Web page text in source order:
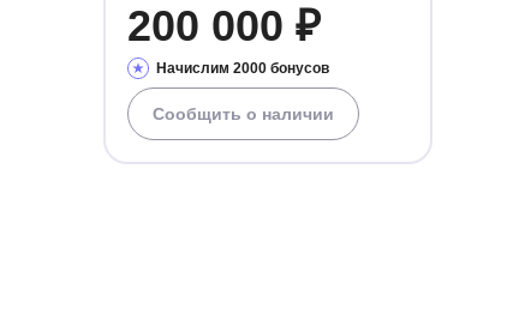
200 000 ₽
Начислим 2000 бонусов
Сообщить о наличии